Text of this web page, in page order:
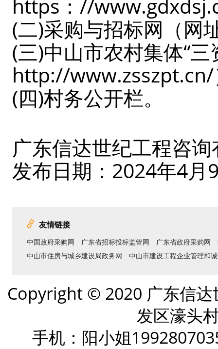
https：//
(二)采购与招标网（
(三)中山市农村集体“
http://www.zsszpt.cn/
(四)村务公开栏。
广东信达世纪工程咨
发布日期：2024年4月
友情链接
中国政府采购网 广东省招标投标监管网 广东省政府采购网
中山市住房与城乡建设局政务网
中山市建设工程企业管理和
Copyright © 2020 广东信
发区濠头
手机：阳小姐